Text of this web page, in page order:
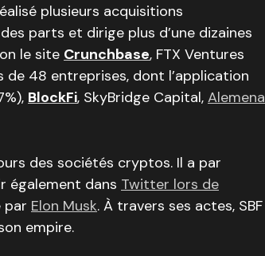
plusieurs acquisitions
parts et dirige plus d’une dizaines
le site Crunchbase, FTX Ventures
48 entreprises, dont l’application
BlockFi, SkyBridge Capital, Alemena
des sociétés cryptos. Il a par
également dans Twitter lors de
par Elon Musk. À travers ses actes, SBF
empire.